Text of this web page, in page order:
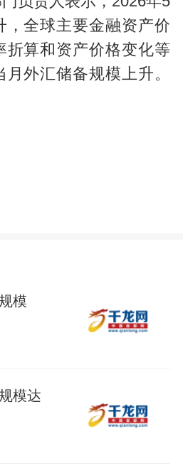
，全球主要金融资产价
折算和资产价格变化等
外汇储备规模上升。
模
模达